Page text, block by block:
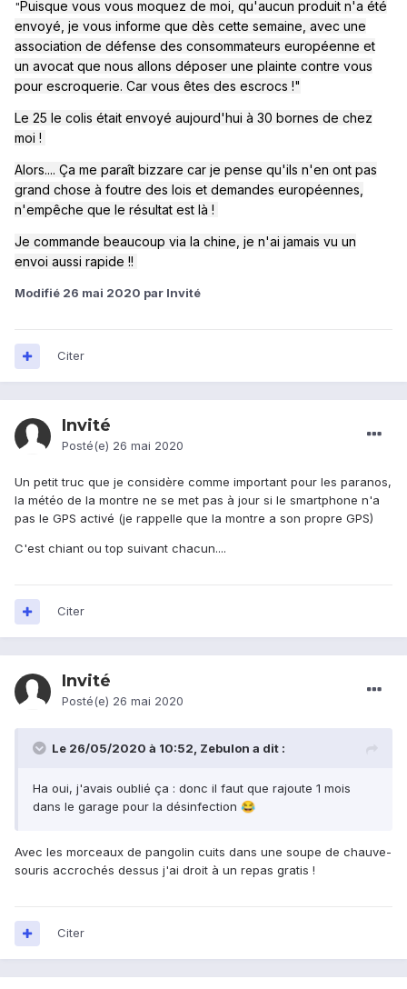
"Puisque vous vous moquez de moi, qu'aucun produit n'a été
envoyé, je vous informe que dès cette semaine, avec une
association de défense des consommateurs européenne et
un avocat que nous allons déposer une plainte contre vous
pour escroquerie. Car vous êtes des escrocs !"
Le 25 le colis était envoyé aujourd'hui à 30 bornes de chez
moi !
Alors.... Ça me paraît bizzare car je pense qu'ils n'en ont pas
grand chose à foutre des lois et demandes européennes,
n'empêche que le résultat est là !
Je commande beaucoup via la chine, je n'ai jamais vu un
envoi aussi rapide !!
Modifié 26 mai 2020 par Invité
Citer
Invité
Posté(e) 26 mai 2020
Un petit truc que je considère comme important pour les paranos,
la météo de la montre ne se met pas à jour si le smartphone n'a
pas le GPS activé (je rappelle que la montre a son propre GPS)
C'est chiant ou top suivant chacun....
Citer
Invité
Posté(e) 26 mai 2020
Le 26/05/2020 à 10:52, Zebulon a dit :
Ha oui, j'avais oublié ça : donc il faut que rajoute 1 mois
dans le garage pour la désinfection 😂
Avec les morceaux de pangolin cuits dans une soupe de chauve-
souris accrochés dessus j'ai droit à un repas gratis !
Citer